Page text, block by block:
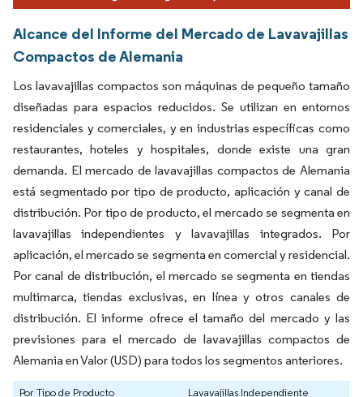
Alcance del Informe del Mercado de Lavavajillas
Compactos de Alemania
Los lavavajillas compactos son máquinas de pequeño tamaño
diseñadas para espacios reducidos. Se utilizan en entornos
residenciales y comerciales, y en industrias específicas como
restaurantes, hoteles y hospitales, donde existe una gran
demanda. El mercado de lavavajillas compactos de Alemania
está segmentado por tipo de producto, aplicación y canal de
distribución. Por tipo de producto, el mercado se segmenta en
lavavajillas independientes y lavavajillas integrados. Por
aplicación, el mercado se segmenta en comercial y residencial.
Por canal de distribución, el mercado se segmenta en tiendas
multimarca, tiendas exclusivas, en línea y otros canales de
distribución. El informe ofrece el tamaño del mercado y las
previsiones para el mercado de lavavajillas compactos de
Alemania en Valor (USD) para todos los segmentos anteriores.
Por Tipo de Producto
Lavavajillas Independiente